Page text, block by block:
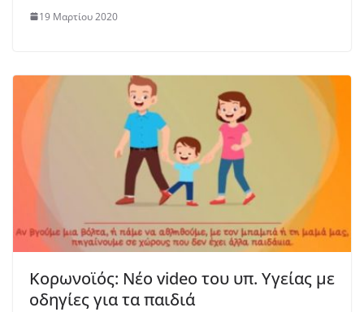
19 Μαρτίου 2020
Κορωνοϊός: Νέο video του υπ. Υγείας με
οδηγίες για τα παιδιά